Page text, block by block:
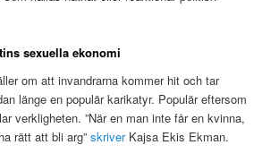
sexuella ekonomi
om att invandrarna kommer hit och tar
länge en populär karikatyr. Populär eftersom
verkligheten. ”När en man inte får en kvinna,
rätt att bli arg”skriverKajsa Ekis Ekman.